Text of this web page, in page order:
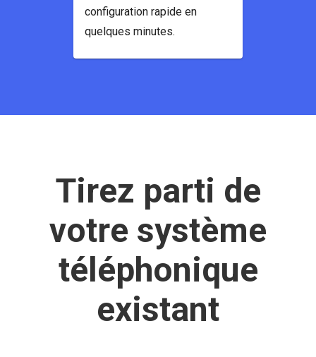
configuration rapide en
quelques minutes.
Tirez parti de
votre système
téléphonique
existant